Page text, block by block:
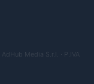
AdHub Media S.r.l. · P.IVA